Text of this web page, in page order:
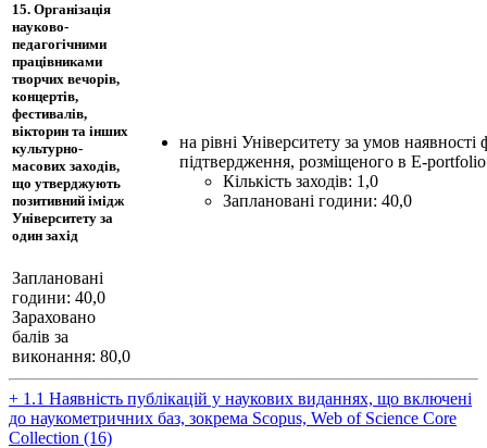
15. Організація
науково-
педагогічними
працівниками
творчих вечорів,
концертів,
фестивалів,
вікторин та інших
культурно-
масових заходів,
що утверджують
позитивний імідж
Університету за
один захід
Заплановані
години: 40,0
Зараховано
балів за
виконання: 80,0
на рівні Університету за умов наявності
підтвердження, розміщеного в Е-portfolio
Кількість заходів: 1,0
Заплановані години: 40,0
+ 1.1 Наявність публікацій у наукових виданнях, що включені
до наукометричних баз, зокрема Scopus, Web of Science Core
Collection (16)